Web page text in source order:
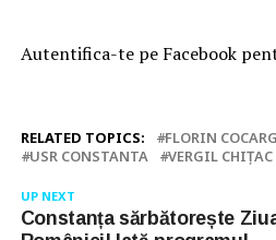
Autentifica-te pe Facebook
RELATED TOPICS: FLORIN
USR CONSTANTA
VERGIL CHIŢAC
UP NEXT
Constanța sărbătorește